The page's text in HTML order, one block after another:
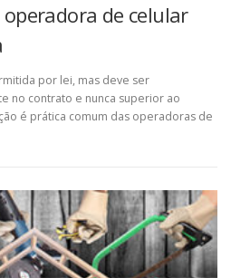
de celular
por lei, mas deve ser
no contrato e nunca superior ao
é prática comum das operadoras de